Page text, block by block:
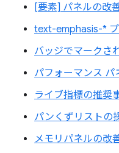
[要素] パネルの改
text-emphasis-*
バッジでマークさ
パフォーマンス パ
ライブ指標の推奨
パンくずリストの
メモリパネルの改